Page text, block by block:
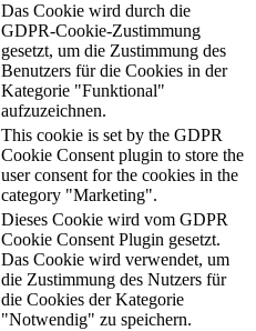
Das Cookie wird durch die
GDPR-Cookie-Zustimmung
gesetzt, um die Zustimmung des
Benutzers für die Cookies in der
Kategorie "Funktional"
aufzuzeichnen.
This cookie is set by the GDPR
Cookie Consent plugin to store the
user consent for the cookies in the
category "Marketing".
Dieses Cookie wird vom GDPR
Cookie Consent Plugin gesetzt.
Das Cookie wird verwendet, um
die Zustimmung des Nutzers für
die Cookies der Kategorie
"Notwendig" zu speichern.